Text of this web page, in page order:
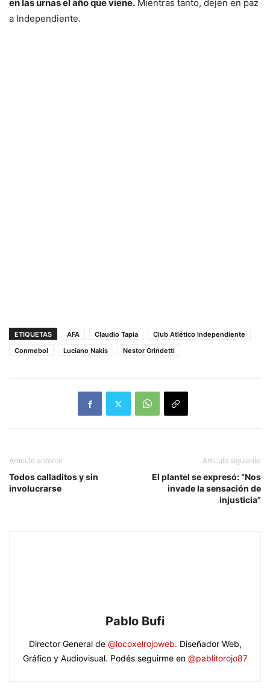
en las urnas el año que viene. Mientras tanto, dejen en paz
a Independiente.
ETIQUETAS AFA Claudio Tapia
Club Atlético Independiente
Conmebol
Luciano Nakis Nestor Grindetti
Artículo anterior
Todos calladitos y sin
involucrarse
Artículo siguiente
El plantel se expresó: “Nos
invade la sensación de
injusticia”
Pablo Bufi
Director General de @locoxelrojoweb. Diseñador Web,
Gráfico y Audiovisual. Podés seguirme en @pablitorojo87